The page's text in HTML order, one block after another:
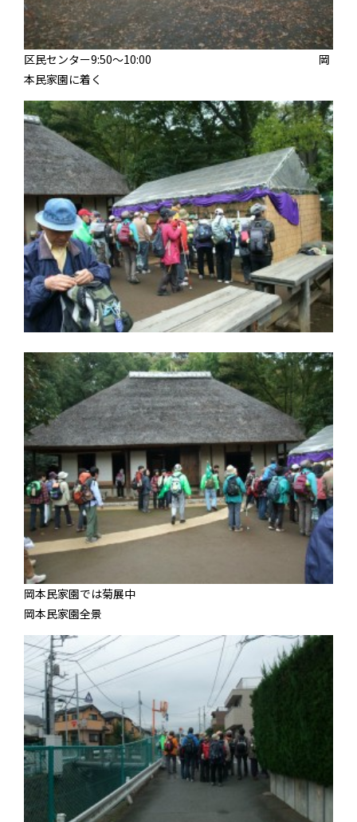
区民センター9:50～10:00 岡
本民家園に着く
岡本民家園では菊展中
岡本民家園全景